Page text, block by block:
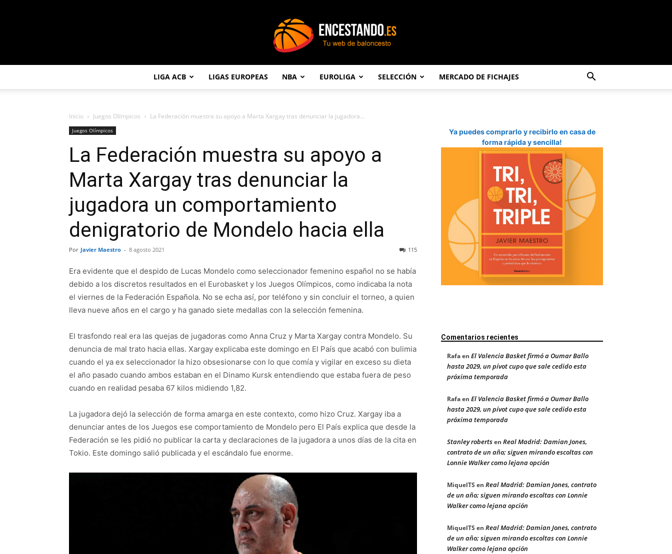
LIGA ACB LIGAS EUROPEAS NBA EUROLIGA SELECCIÓN MERCADO DE FICHAJES
Inicio Juegos Olímpicos La Federación muestra su apoyo a Marta Xargay tras denunciar la jugadora...
Juegos Olímpicos
La Federación muestra su apoyo a
Marta Xargay tras denunciar la
jugadora un comportamiento
denigratorio de Mondelo hacia ella
Por Javier Maestro - 8 agosto 2021 115
Era evidente que el despido de Lucas Mondelo como seleccionador femenino español no se había
debido a los discretos resultados en el Eurobasket y los Juegos Olímpicos, como indicaba la nota
el viernes de la Federación Española. No se echa así, por teléfono y sin concluir el torneo, a quien
lleva nueve años en el cargo y ha ganado siete medallas con la selección femenina.
El trasfondo real era las quejas de jugadoras como Anna Cruz y Marta Xargay contra Mondelo. Su
denuncia de mal trato hacia ellas. Xargay explicaba este domingo en El País que acabó con bulimia
cuando el ya ex seleccionador la hizo obsesionarse con lo que comía y vigilar en exceso su dieta
el año pasado cuando ambos estaban en el Dinamo Kursk entendiendo que estaba fuera de peso
cuando en realidad pesaba 67 kilos midiendo 1,82.
La jugadora dejó la selección de forma amarga en este contexto, como hizo Cruz. Xargay iba a
denunciar antes de los Juegos ese comportamiento de Mondelo pero El País explica que desde la
Federación se les pidió no publicar la carta y declaraciones de la jugadora a unos días de la cita en
Tokio. Este domingo salió publicada y el escándalo fue enorme.
Ya puedes comprarlo y recibirlo en casa de
forma rápida y sencilla!
Comentarios recientes
Rafaen El Valencia Basket firmó a Oumar Ballo
hasta 2029, un pívot cupo que sale cedido esta
próxima temporada
Rafaen El Valencia Basket firmó a Oumar Ballo
hasta 2029, un pívot cupo que sale cedido esta
próxima temporada
Stanley robertsen Real Madrid: Damian Jones,
contrato de un año; siguen mirando escoltas con
Lonnie Walker como lejana opción
MiquelTS en Real Madrid: Damian Jones, contrato
de un año; siguen mirando escoltas con Lonnie
Walker como lejana opción
MiquelTS en Real Madrid: Damian Jones, contrato
de un año; siguen mirando escoltas con Lonnie
Walker como lejana opción